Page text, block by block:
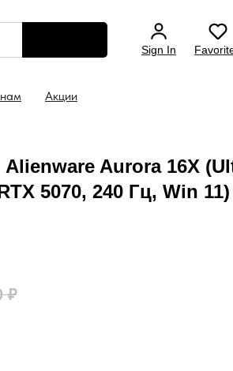
Sign In
Акции
Скидка 5% на ноутбук уже в
Aurora 16X
5070, 240 Гц, Win 11)
₽